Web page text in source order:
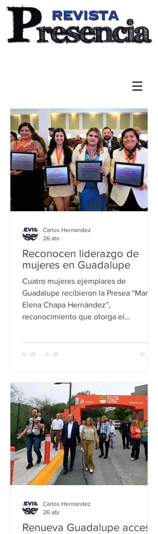
Reconocen liderazgo de
mujeres en Guadalupe
Cuatro mujeres ejemplares de
Guadalupe recibieron la Presea “María
Elena Chapa Hernández”,
reconocimiento que otorga el
de la igualdad de género. En la sexta
Generación de conocimiento, obtenida
por la Doctora Brenda Araceli Bustos
García; en Trayectorias inspiradoras, la
recibió Jessica Iris Herrera Silva. La
Presea en la categor
Carlos Hernandez
26 abr
Renueva Guadalupe acceso
Carlos Hernandez
26 abr